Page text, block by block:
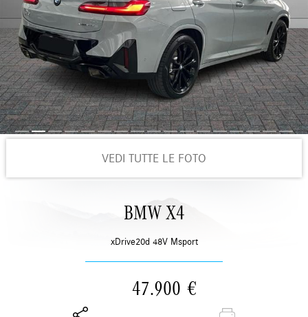
VEDI TUTTE LE FOTO
BMW X4
xDrive20d 48V Msport
47.900 €